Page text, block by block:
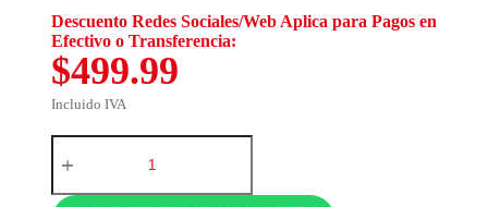
Descuento Redes Sociales/Web Aplica para Pagos en
Efectivo o Transferencia:
$499.99
Incluido IVA